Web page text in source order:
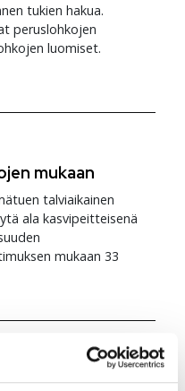
tukien hakua.
peruslohkojen
luomiset.
mukaan
talviaikainen
ala kasvipeitteisenä
mukaan 33